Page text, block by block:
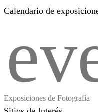
Calendario de
Exposiciones de Fotografía